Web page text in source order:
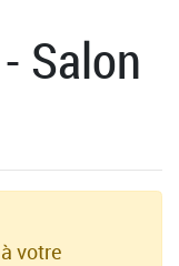
Salon
votre